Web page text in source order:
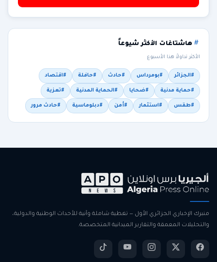
هاشتاغات الأكثر شيوعاً
الأكثر تداولاً هذا الأسبوع
#الجزائر #بومرداس #حادث #حافلة #اقتصاد
#حماية مدنية #ضحايا #الحماية المدنية #تعزية
#طقس #استثمار #أمن #دبلوماسية #حادث مرور
منبرك الإخباري الجزائري الأول — تغطية شاملة وآنية للأحداث الوطنية والدولية،
والتحليلات المعمقة والتقارير الميدانية المتخصصة.